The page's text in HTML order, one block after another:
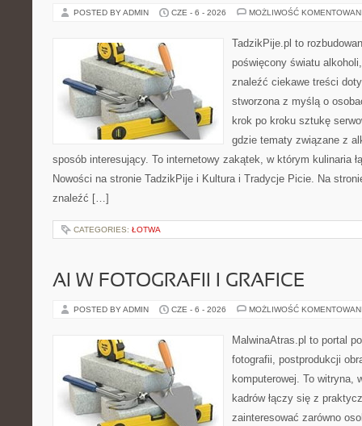
POSTED BY ADMIN CZE - 6 - 2026 MOŻLIWOŚĆ
TadzikPije.pl to
poświęcony światu
znaleźć ciekawe treści
stworzona z myślą o
krok po kroku sztukę
gdzie tematy związane z
sposób interesujący. To internetowy zakątek, w którym kulinaria
Nowości na stronie TadzikPije i Kultura i Tradycje Picie. Na
znaleźć […]
CATEGORIES: ŁOTWA
AI W FOTOGRAFII I GRAFICE
POSTED BY ADMIN CZE - 6 - 2026 MOŻLIWOŚĆ
MalwinaAtras.pl to portal
fotografii, postprodukcji
komputerowej. To witryna,
kadrów łączy się z
zainteresować zarówno